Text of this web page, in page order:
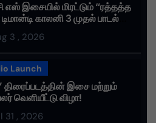
எஸ் இசையில் மிரட்டும் “ரத்தத்த
டிமான்டி காலனி 3 முதல் பாடல்
கவர்ந்து வருகிறது!
3 , 2026
Launch
திரைப்படத்தின் இசை மற்றும்
வெளியீட்டு விழா!
31 , 2026